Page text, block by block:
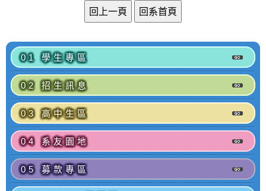
01 學生專區
02 招生訊息
03 高中生區
04 系友園地
05 募款專區